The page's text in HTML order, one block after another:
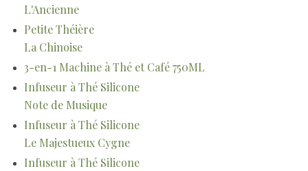
L'Ancienne
Petite Théière
La Chinoise
3-en-1 Machine à Thé et Café 750ML
Infuseur à Thé Silicone
Note de Musique
Infuseur à Thé Silicone
Le Majestueux Cygne
Infuseur à Thé Silicone